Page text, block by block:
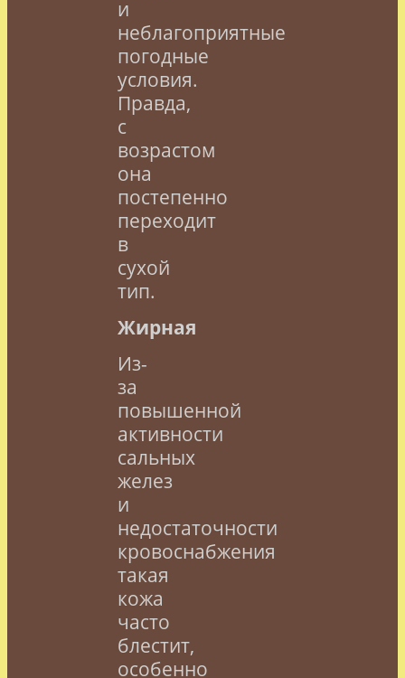
и
неблагоприятные
погодные
условия.
Правда,
с
возрастом
она
постепенно
переходит
в
сухой
тип.
Жирная
Из-
за
повышенной
активности
сальных
желез
и
недостаточности
кровоснабжения
такая
кожа
часто
блестит,
особенно